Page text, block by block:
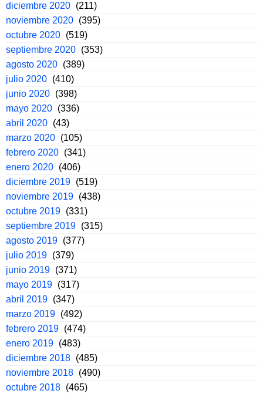
diciembre 2020 (211)
noviembre 2020 (395)
octubre 2020 (519)
septiembre 2020 (353)
agosto 2020 (389)
julio 2020 (410)
junio 2020 (398)
mayo 2020 (336)
abril 2020 (43)
marzo 2020 (105)
febrero 2020 (341)
enero 2020 (406)
diciembre 2019 (519)
noviembre 2019 (438)
octubre 2019 (331)
septiembre 2019 (315)
agosto 2019 (377)
julio 2019 (379)
junio 2019 (371)
mayo 2019 (317)
abril 2019 (347)
marzo 2019 (492)
febrero 2019 (474)
enero 2019 (483)
diciembre 2018 (485)
noviembre 2018 (490)
octubre 2018 (465)